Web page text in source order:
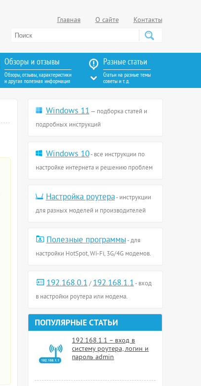
Обзоры и отзывы
Обзоры, отзывы, характеристики
и другая полезная информация
Разные статьи
Статьи на разные темы
советы и т. д.
Главная О сайте Контакты
Windows 11 — подборка статей и
подробных инструкций
Windows 10- все инструкции по
настройке интернета и решению проблем
Настройка роутера- инструкции
для разных моделей и производителей
Полезные программы- для
настройки HotSpot, Wi-Fi, 3G/4G модемов.
192.168.0.1 /192.168.1.1- вход
в настройки роутера или модема.
ПОПУЛЯРНЫЕ СТАТЬИ
192.168.1.1 – вход в
систему роутера, логин и
пароль admin